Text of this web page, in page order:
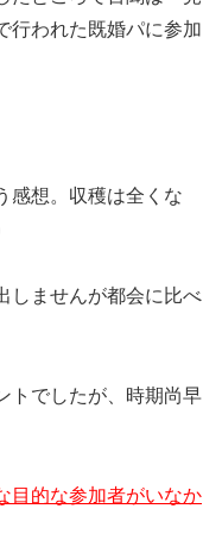
行われた既婚パに参加
感想。収穫は全くな
しませんが都会に比べ
トでしたが、時期尚早
目的な参加者がいなか